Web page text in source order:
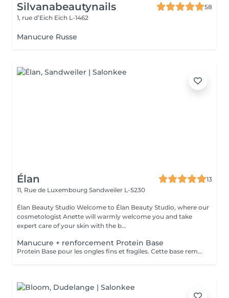
Silvanabeautynails
58
1, rue d’Eich Eich L-1462
Manucure Russe
Élan
13
11, Rue de Luxembourg Sandweiler L-5230
Élan Beauty Studio Welcome to Élan Beauty Studio, where our
cosmetologist Anette will warmly welcome you and take
expert care of your skin with the b...
Manucure + renforcement Protein Base
Protein Base pour les ongles fins et fragiles. Cette base remplie de protéines ravivent et renforcent vos ongles. Il protège, renforce et restaure instantanément et au long terme les ongles. Formule douce et soignante qui protège la plaque naturelle de l ongle contre les agressions extérieures et les traumatismes mécaniques.